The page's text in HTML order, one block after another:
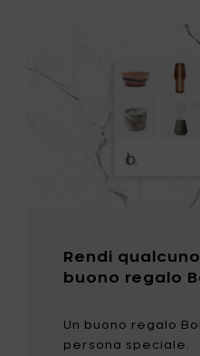
Rendi
buono regalo
Un buono regalo
persona speciale.